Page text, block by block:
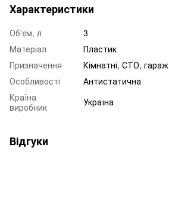
Характеристики
Об'єм, л
3
Матеріал
Пластик
Призначення
Кімнатні, СТО, гараж
Особливості
Антистатична
Країна
виробник
Україна
Відгуки